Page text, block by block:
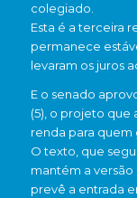
colegiado.
Esta é a terceira
permanece
levaram os juros
E o senado
(5), o projeto que
renda para quem
O texto, que
mantém a
prevê a entrada